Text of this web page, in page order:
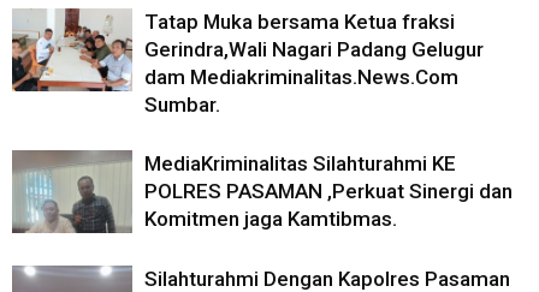
Tatap Muka bersama Ketua fraksi
Gerindra,Wali Nagari Padang Gelugur
dam Mediakriminalitas.News.Com
Sumbar.
MediaKriminalitas Silahturahmi KE
POLRES PASAMAN ,Perkuat Sinergi dan
Komitmen jaga Kamtibmas.
Silahturahmi Dengan Kapolres Pasaman